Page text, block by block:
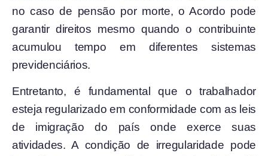
no caso de pensão por morte, o Acordo pode
garantir direitos mesmo quando o contribuinte
acumulou tempo em diferentes sistemas
previdenciários.
Entretanto, é fundamental que o trabalhador
esteja regularizado em conformidade com as leis
de imigração do país onde exerce suas
atividades. A condição de irregularidade pode